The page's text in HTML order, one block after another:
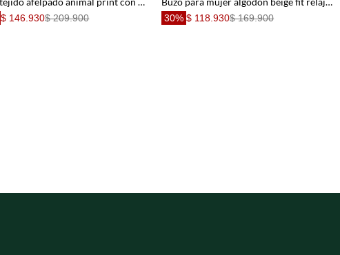
$ 146.930$ 209.900 30% $ 118.930$ 169.900